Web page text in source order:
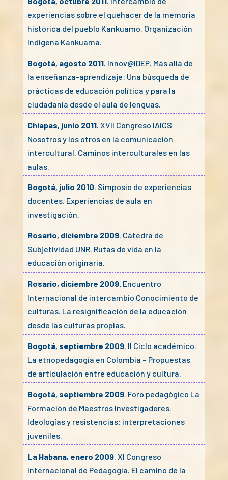
experiencias sobre el quehacer de la memoria
histórica del pueblo Kankuamo. Organización
Indígena Kankuama.
Bogotá, agosto 2011. Innov@IDEP. Más allá de
la enseñanza-aprendizaje: Una búsqueda de
prácticas de educación política y para la
ciudadanía desde el aula de lenguas.
Chiapas, junio 2011. XVII Congreso IAICS
Nosotros y los otros en la comunicación
intercultural. Caminos interculturales en las
aulas.
Bogotá, julio 2010. Simposio de experiencias
docentes. Experiencias de aula en
investigación.
Rosario, diciembre 2009. Cátedra de
Subjetividad UNR. Rutas de vida en la
educación originaria.
Rosario, diciembre 2009. Encuentro
Internacional de intercambio Conocimiento de
culturas. La resignificación de la educación
desde las culturas propias.
Bogotá, septiembre 2009. II Ciclo académico.
La etnopedagogía en Colombia – Propuestas
de articulación entre educación y cultura.
Bogotá, septiembre 2009. Foro pedagógico La
Formación de Maestros Investigadores.
Ideologías y resistencias: interpretaciones
juveniles.
La Habana, enero 2009. XI Congreso
Internacional de Pedagogía. El camino de la